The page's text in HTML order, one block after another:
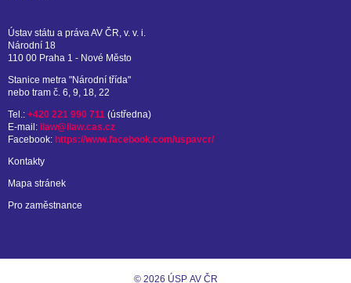
Ústav státu a práva AV ČR, v. v. i.
Národní 18
110 00 Praha 1 - Nové Město
Stanice metra "Národní třída"
nebo tram č. 6, 9, 18, 22
Tel.: +420 221 990 711 (ústředna)
E-mail: ilaw@ilaw.cas.cz
Facebook: https://www.facebook.com/uspavcr/
Kontakty
Mapa stránek
Pro zaměstnance
© 2026 ÚSP AV ČR